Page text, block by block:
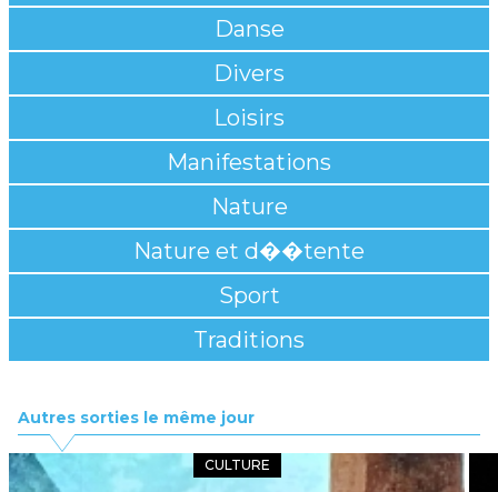
Danse
Divers
Loisirs
Manifestations
Nature
Nature et d��tente
Sport
Traditions
Autres sorties le même jour
CULTURE